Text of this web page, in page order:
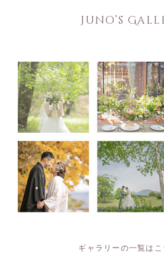
Juno’s
ギャラリーの一覧は